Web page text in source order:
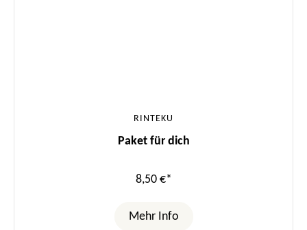
RINTEKU
Paket für dich
8,50 €*
Mehr Info